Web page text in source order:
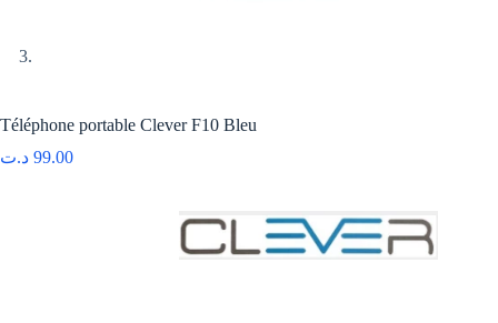
Téléphone portable Clever F10 Bleu
99.00 د.ت